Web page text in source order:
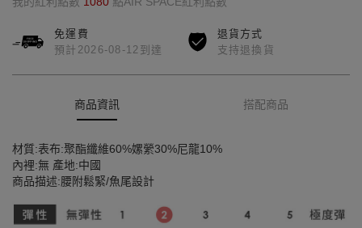
免運費
預計2026-08-12到達
退貨方式
支持退換貨
商品資訊 搭配商品
材質:表布:聚酯纖維60%嫘縈30%尼龍10%
內裡:無 產地:中國
商品描述:腰附鬆緊/魚尾設計